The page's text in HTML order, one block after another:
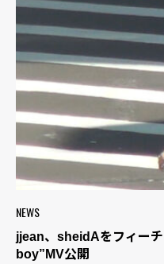
NEWS
jjean、sheidAをフィー
boy”MV公開